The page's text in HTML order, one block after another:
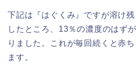
下記は『はぐくみ』ですが溶け
したところ、13％の濃度のはず
りました。これが毎回続くと赤
ます。